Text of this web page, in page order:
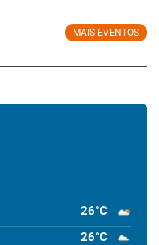
MAIS EVENTOS
26°C
26°C